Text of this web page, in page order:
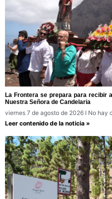
La Frontera se prepara para recibir
Nuestra Señora de Candelaria
viernes 7 de agosto de 2026
No hay
Leer contenido de la noticia »